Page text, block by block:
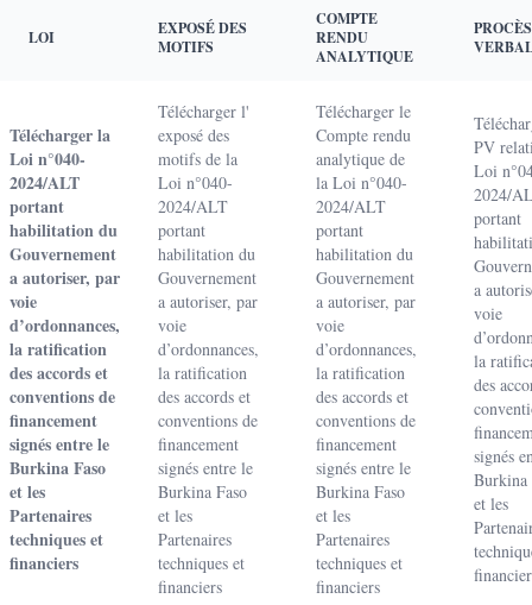
LOI
EXPOSÉ DES
MOTIFS
COMPTE
RENDU
ANALYTIQUE
PROCÈS
Télécharger la
Loi n°040-
2024/ALT
portant
habilitation du
Gouvernement
a autoriser, par
voie
d’ordonnances,
la ratification
des accords et
conventions de
financement
signés entre le
Burkina Faso
et les
Partenaires
techniques et
financiers
Télécharger l'
exposé des
motifs de la
Loi n°040-
2024/ALT
portant
habilitation du
Gouvernement
a autoriser, par
voie
d’ordonnances,
la ratification
des accords et
conventions de
financement
signés entre le
Burkina Faso
et les
Partenaires
techniques et
financiers
Télécharger le
Compte rendu
analytique de
la Loi n°040-
2024/ALT
portant
habilitation du
Gouvernement
a autoriser, par
voie
d’ordonnances,
la ratification
des accords et
conventions de
financement
signés entre le
Burkina Faso
et les
Partenaires
techniques et
financiers
PV
Loi
2024/
portant
a
voie
la
des
signés
Burkina
et les